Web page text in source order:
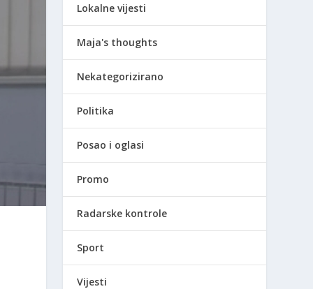
Lokalne vijesti
Maja's thoughts
Nekategorizirano
Politika
Posao i oglasi
Promo
Radarske kontrole
Sport
Vijesti